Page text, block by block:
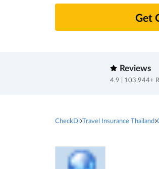
Get
Reviews
4.9 | 103,944+
CheckDi Travel Insurance Thailand